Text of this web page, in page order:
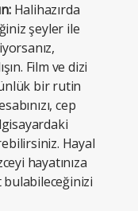
Halihazırda
şeyler ile
Film ve dizi
bir rutin
cep
Hayal
hayatınıza
bulabileceğinizi